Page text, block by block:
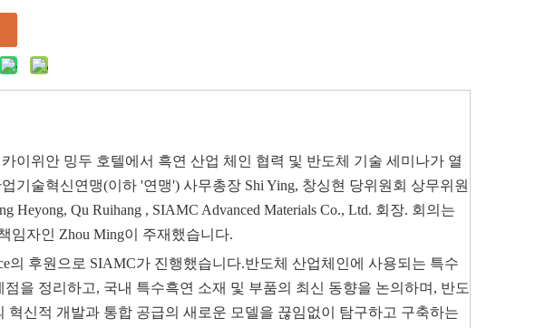
이위안 밍두 호텔에서 흑연 산업 체인 협력 및 반도체 기술 세미나가 열
기술혁신연맹(이하 '연맹') 사무총장 Shi Ying, 창싱현 당위원회 상무위원
Heyong, Qu Ruihang , SIAMC Advanced Materials Co., Ltd. 회장. 회의는
임자인 Zhou Ming이 주재했습니다.
의 후원으로 SIAMC가 진행했습니다.반도체 산업체인에 사용되는 특수
을 정리하고, 국내 특수흑연 소재 및 부품의 최신 동향을 논의하며, 반도
혁신적 개발과 통합 공급의 새로운 모델을 끊임없이 탐구하고 구축하는